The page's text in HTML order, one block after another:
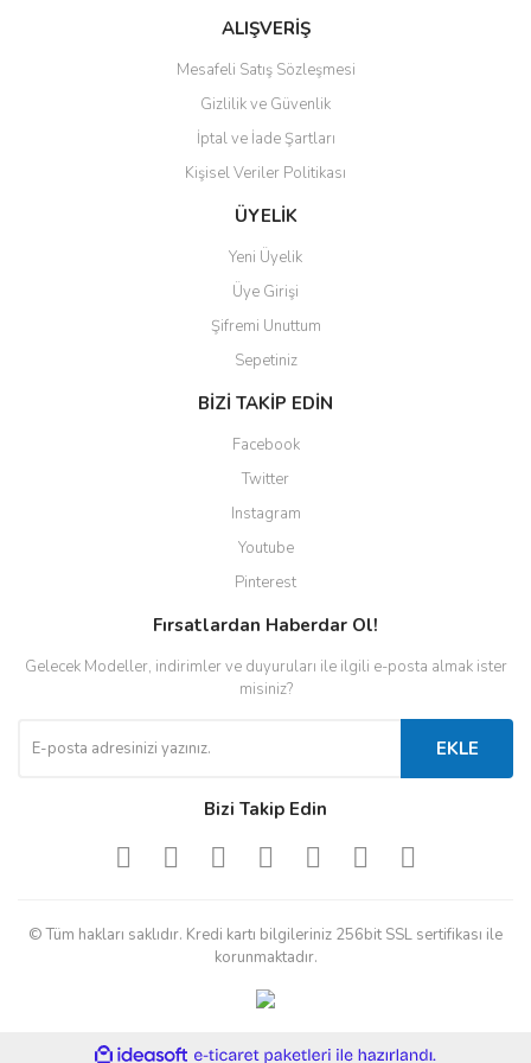
Bu ürüne benzer farklı alternatifler olmalı.
Gönder
ALIŞVERİŞ
Mesafeli Satış Sözleşmesi
Gizlilik ve Güvenlik
İptal ve İade Şartları
Kişisel Veriler Politikası
ÜYELİK
Yeni Üyelik
Üye Girişi
Şifremi Unuttum
Sepetiniz
BİZİ TAKİP EDİN
Facebook
Twitter
Instagram
Youtube
Pinterest
Fırsatlardan Haberdar Ol!
Gelecek Modeller, indirimler ve duyuruları ile ilgili e-posta almak ister
misiniz?
EKLE
Bizi Takip Edin
© Tüm hakları saklıdır. Kredi kartı bilgileriniz 256bit SSL sertifikası ile
korunmaktadır.
ideasoft e-